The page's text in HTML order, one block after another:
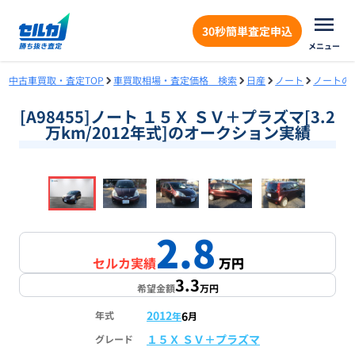
30秒簡単査定申込
メニュー
中古車買取・査定TOP 車買取相場・査定価格 検索 日産 ノート ノート
[A98455]ノート １５Ｘ ＳＶ＋プラズマ[3.2
万km/2012年式]のオークション実績
1/18
セルカ実績2.8万円
希望金額3.3万円
年式 2012年6月
グレード
１５Ｘ ＳＶ＋プラズマ